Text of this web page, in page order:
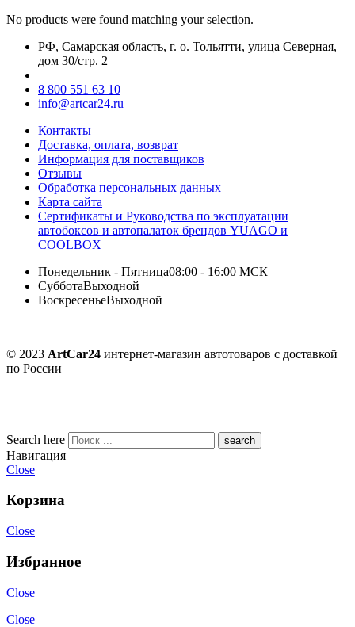
No products were found matching your selection.
РФ, Самарская область, г. о. Тольятти, улица Северная,
дом 30/стр. 2
8 800 551 63 10
info@artcar24.ru
Контакты
Доставка, оплата, возврат
Информация для поставщиков
Отзывы
Обработка персональных данных
Карта сайта
Сертификаты и Руководства по эксплуатации
автобоксов и автопалаток брендов YUAGO и
COOLBOX
Понедельник - Пятница08:00 - 16:00 МСК
СубботаВыходной
ВоскресеньеВыходной
© 2023 ArtCar24 интернет-магазин автотоваров с доставкой
по России
Search here
Навигация
Close
Корзина
Close
Избранное
Close
Close